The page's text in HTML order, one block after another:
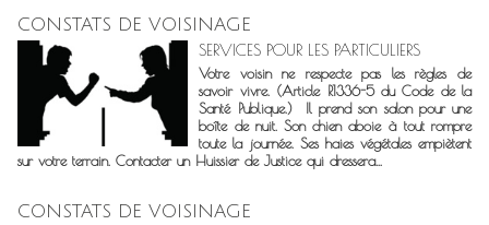
CONSTATS DE VOISINAGE
SERVICES POUR LES PARTICULIERS
Votre voisin ne respecte pas les règles de
savoir vivre. (Article R1336-5 du Code de la
Santé Publique.) Il prend son salon pour une
boîte de nuit. Son chien aboie à tout rompre
toute la journée. Ses haies végétales empiètent
sur votre terrain. Contacter un Huissier de Justice qui dressera...
CONSTATS DE VOISINAGE